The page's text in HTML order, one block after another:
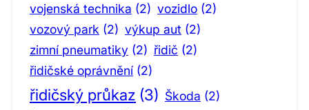
vojenská technika (2) vozidlo (2)
vozový park (2) výkup aut (2)
zimní pneumatiky (2) řidič (2)
řidičské oprávnění (2)
řidičský průkaz (3) Škoda (2)